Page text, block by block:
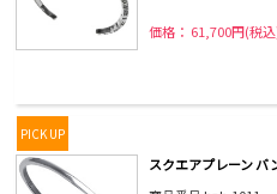
価格： 61,700円(税
PICK UP
スクエアプレーン バ